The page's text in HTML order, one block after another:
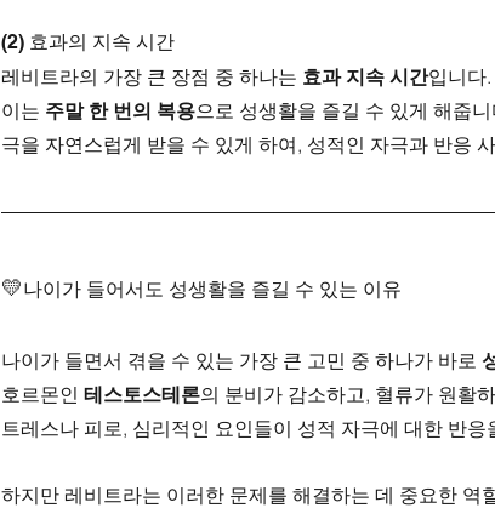
(2) 효과의 지속 시간
레비트라의 가장 큰 장점 중 하나는 효과 지속 시간입니다
이는 주말 한 번의 복용으로 성생활을 즐길 수 있게 해줍
극을 자연스럽게 받을 수 있게 하여, 성적인 자극과 반응
💛나이가 들어서도 성생활을 즐길 수 있는 이유
나이가 들면서 겪을 수 있는 가장 큰 고민 중 하나가 바로
호르몬인 테스토스테론의 분비가 감소하고, 혈류가 원활
트레스나 피로, 심리적인 요인들이 성적 자극에 대한 반응
하지만 레비트라는 이러한 문제를 해결하는 데 중요한 역